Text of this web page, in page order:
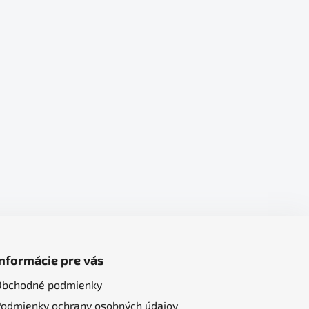
pre vás
podmienky
ochrany osobných údajov